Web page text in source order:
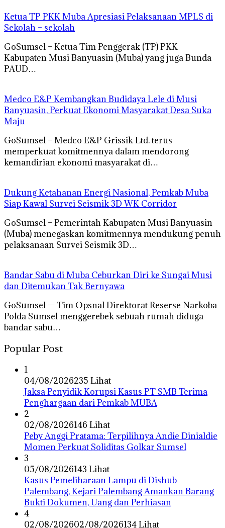
Ketua TP PKK Muba Apresiasi Pelaksanaan MPLS di
Sekolah – sekolah
GoSumsel – Ketua Tim Penggerak (TP) PKK
Kabupaten Musi Banyuasin (Muba) yang juga Bunda
PAUD…
Medco E&P Kembangkan Budidaya Lele di Musi
Banyuasin, Perkuat Ekonomi Masyarakat Desa Suka
Maju
GoSumsel – Medco E&P Grissik Ltd. terus
memperkuat komitmennya dalam mendorong
kemandirian ekonomi masyarakat di…
Dukung Ketahanan Energi Nasional, Pemkab Muba
Siap Kawal Survei Seismik 3D WK Corridor
GoSumsel – Pemerintah Kabupaten Musi Banyuasin
(Muba) menegaskan komitmennya mendukung penuh
pelaksanaan Survei Seismik 3D…
Bandar Sabu di Muba Ceburkan Diri ke Sungai Musi
dan Ditemukan Tak Bernyawa
GoSumsel — Tim Opsnal Direktorat Reserse Narkoba
Polda Sumsel menggerebek sebuah rumah diduga
bandar sabu…
Popular Post
1
04/08/2026235 Lihat
Jaksa Penyidik Korupsi Kasus PT SMB Terima
Penghargaan dari Pemkab MUBA
2
02/08/2026146 Lihat
Peby Anggi Pratama: Terpilihnya Andie Dinialdie
Momen Perkuat Soliditas Golkar Sumsel
3
05/08/2026143 Lihat
Kasus Pemeliharaan Lampu di Dishub
Palembang, Kejari Palembang Amankan Barang
Bukti Dokumen, Uang dan Perhiasan
4
02/08/202602/08/2026134 Lihat